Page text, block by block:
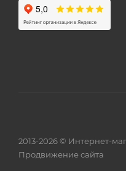
2013-2026 © Интернет-
Продвижение сайта